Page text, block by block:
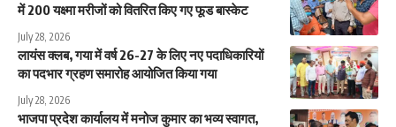
में 200 यक्ष्मा मरीजों को वितरित किए गए फूड बास्केट
July 28, 2026
लायंस क्लब, गया में वर्ष 26-27 के लिए नए पदाधिकारियों
का पदभार ग्रहण समारोह आयोजित किया गया
July 28, 2026
भाजपा प्रदेश कार्यालय में मनोज कुमार का भव्य स्वागत,